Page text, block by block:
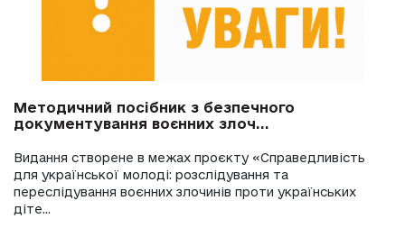
Методичний посібник з безпечного
документування воєнних злоч...
Видання створене в межах проєкту «Справедливість
для української молоді: розслідування та
переслідування воєнних злочинів проти українських
діте...